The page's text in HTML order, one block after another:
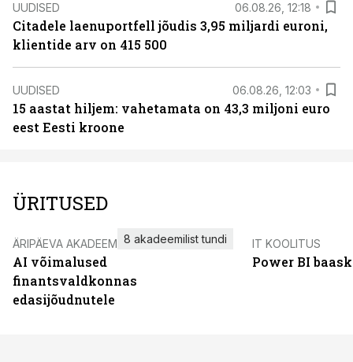
UUDISED 06.08.26, 12:18
Citadele laenuportfell jõudis 3,95 miljardi euroni,
klientide arv on 415 500
UUDISED 06.08.26, 12:03
15 aastat hiljem: vahetamata on 43,3 miljoni euro
eest Eesti kroone
ÜRITUSED
ÄRIPÄEVA AKADEEMIA
AI võimalused
finantsvaldkonnas
edasijõudnutele
8 akadeemilist tundi IT KOOLITUS
Power BI